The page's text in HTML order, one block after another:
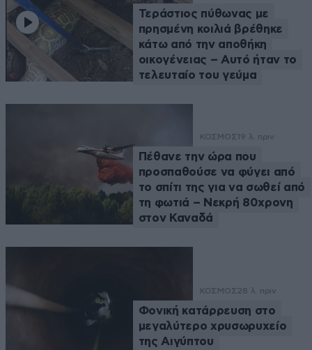
Τεράστιος πύθωνας με
πρησμένη κοιλιά βρέθηκε
κάτω από την αποθήκη
οικογένειας – Αυτό ήταν το
τελευταίο του γεύμα
ΚΟΣΜΟΣ 19 λ. πριν
Πέθανε την ώρα που
προσπαθούσε να φύγει από
το σπίτι της για να σωθεί από
τη φωτιά – Νεκρή 80χρονη
στον Καναδά
ΚΟΣΜΟΣ28 λ. πριν
Φονική κατάρρευση στο
μεγαλύτερο χρυσωρυχείο
της Αιγύπτου